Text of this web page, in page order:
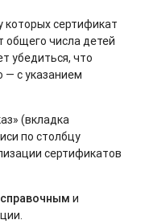
которых сертификат
общего числа детей
убедиться, что
с указанием
(вкладка
по столбцу
сертификатов
справочным и